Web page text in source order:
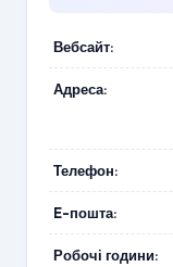
Вебсайт:
Адреса:
Телефон:
E-пошта:
Робочі години: